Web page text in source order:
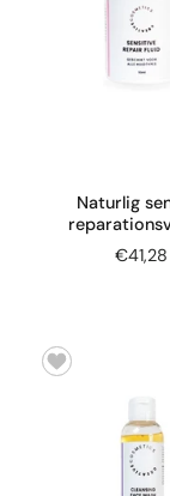
Naturlig
€41,28